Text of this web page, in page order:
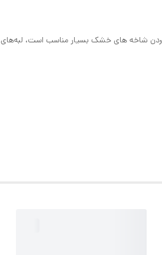
کردن شاخه های خشک بسیار مناسب است، لبه‌های